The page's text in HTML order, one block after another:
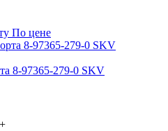
По цене
8-97365-279-0 SKV
+